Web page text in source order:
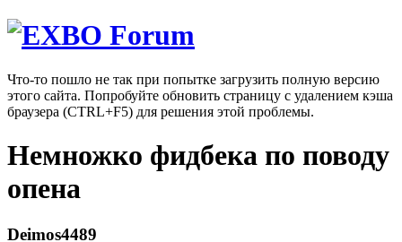
Что-то пошло не так при попытке загрузить полную версию
этого сайта. Попробуйте обновить страницу с удалением кэша
браузера (CTRL+F5) для решения этой проблемы.
Немножко фидбека по поводу
опена
Deimos4489